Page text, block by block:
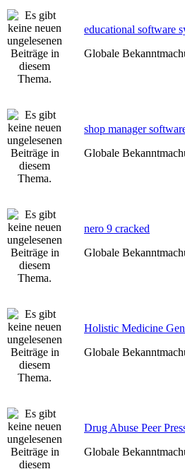
educational software
Globale
shop manager
Globale
nero 9 cracked
Globale
Holistic Medicine
Globale
Drug Abuse Peer
Globale